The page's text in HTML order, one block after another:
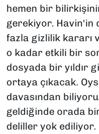
hemen bir
gerekiyor. Havin'in
fazla gizlilik kararı
o kadar etkili bir
dosyada bir yıldır
ortaya çıkacak.
davasından
geldiğinde orada
deliller yok ediliyor.